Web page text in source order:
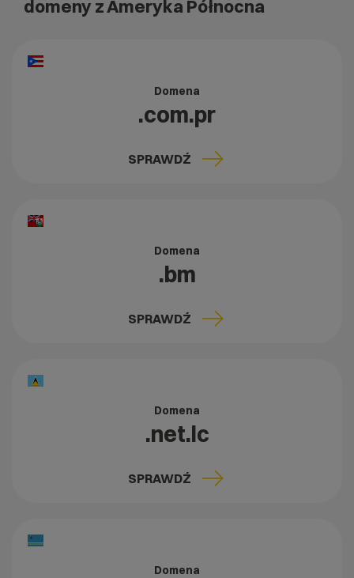
domeny z Ameryka Północna
Domena
.com.pr
SPRAWDŹ
Domena
.bm
SPRAWDŹ
Domena
.net.lc
SPRAWDŹ
Domena